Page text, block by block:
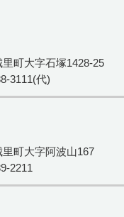
町大字石塚1428-25
3111(代)
町大字阿波山167
2211